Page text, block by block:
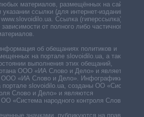
материалов, размещённых на сайте,
указании ссылки (для интернет-изданий —
Ссылка (гиперссылка)
от полного либо частичного
об обещаниях политиков и
на портале slovoidilo.ua, а также
выполнения этих обещаний,
ООО «ИА Слово и Дело» и является
ООО «ИА Слово и Дело». Инфографики,
slovoidilo.ua, созданы ОО «Система
Слово и Дело» и являются
«Система народного контроля Слово и
значками, публикуются на правах